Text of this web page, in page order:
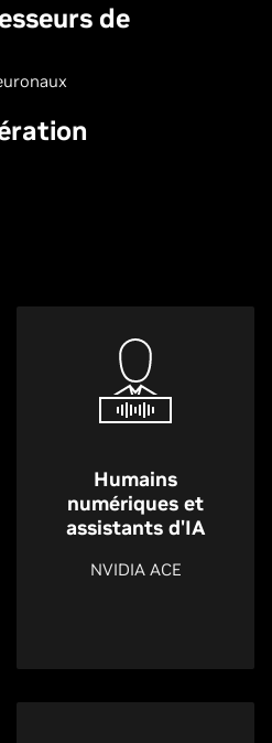
de
Humains
numériques et
assistants d'IA
NVIDIA ACE